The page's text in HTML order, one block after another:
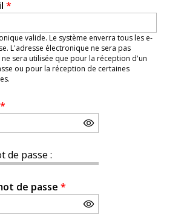
*
valide. Le système enverra tous les e-
L'adresse électronique ne sera pas
sera utilisée que pour la réception d'un
ou pour la réception de certaines
*
de passe :
de passe *